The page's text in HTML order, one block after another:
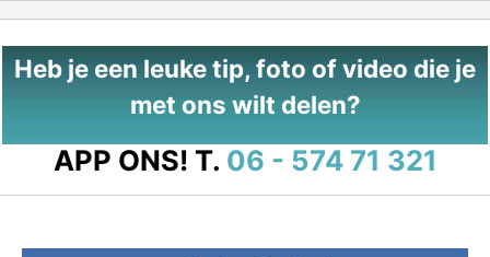
Heb je een leuke tip, foto of video die je
met ons wilt delen?
APP ONS! T. 06 - 574 71 321